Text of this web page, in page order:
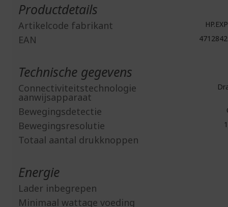
Productdetails
Artikelcode fabrikant
EAN
Technische gegevens
Connectiviteitstechnologie
aanwijsapparaat
Bewegingsdetectie
Bewegingsresolutie
Totaal aantal drukknoppen
Energie
Lader inbegrepen
Minimaal wattage voeding